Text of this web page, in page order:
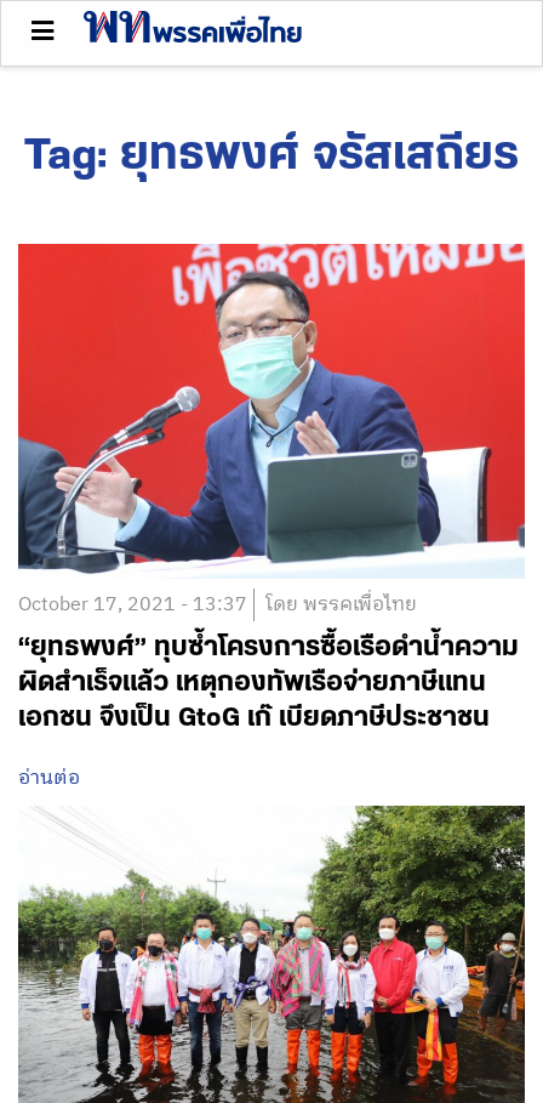
Tag: ยุทธพงศ์ จรัสเสถียร
October 17, 2021 - 13:37 โดย พรรคเพื่อไทย
“ยุทธพงศ์” ทุบซ้ำโครงการซื้อเรือดำน้ำความ
ผิดสำเร็จแล้ว เหตุกองทัพเรือจ่ายภาษีแทน
เอกชน จึงเป็น GtoG เก๊ เบียดภาษีประชาชน
อ่านต่อ